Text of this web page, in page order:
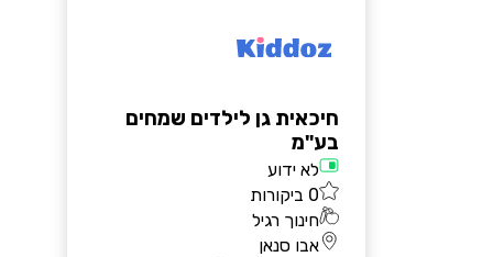
רוצים להירשם?
חיכאית גן לילדים שמחים
בע"מ
לא ידוע
0 ביקורות
חינוך רגיל
אבו סנאן